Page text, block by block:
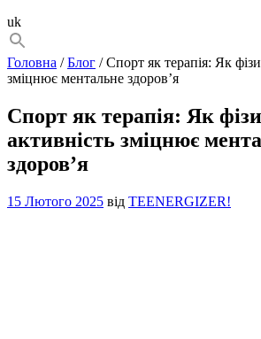
uk
Головна /Блог / Спорт як терапія: Як
зміцнює ментальне здоров’я
Спорт як терапія: Як
активність зміцнює
здоров’я
15 Лютого 2025 від TEENERGIZER!